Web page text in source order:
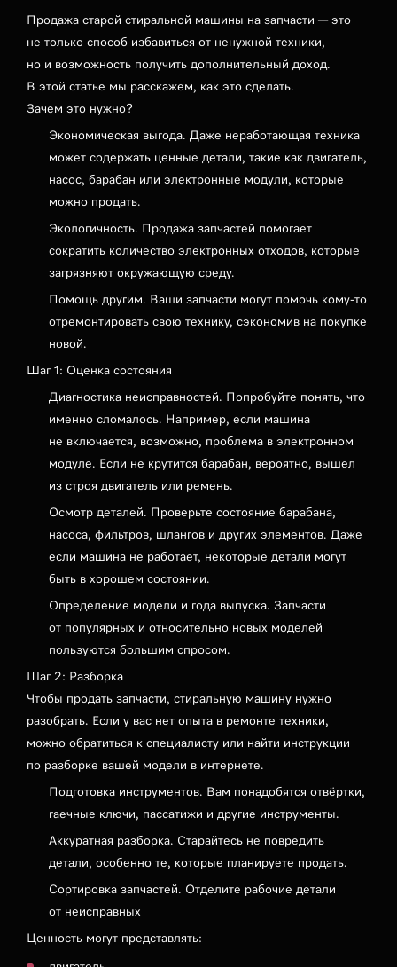
Продажа старой стиральной машины на запчасти — это
не только способ избавиться от ненужной техники,
но и возможность получить дополнительный доход.
В этой статье мы расскажем, как это сделать.
Зачем это нужно?
Экономическая выгода. Даже неработающая техника
может содержать ценные детали, такие как двигатель,
насос, барабан или электронные модули, которые
можно продать.
Экологичность. Продажа запчастей помогает
сократить количество электронных отходов, которые
загрязняют окружающую среду.
Помощь другим. Ваши запчасти могут помочь кому-то
отремонтировать свою технику, сэкономив на покупке
новой.
Шаг 1: Оценка состояния
Диагностика неисправностей. Попробуйте понять, что
именно сломалось. Например, если машина
не включается, возможно, проблема в электронном
модуле. Если не крутится барабан, вероятно, вышел
из строя двигатель или ремень.
Осмотр деталей. Проверьте состояние барабана,
насоса, фильтров, шлангов и других элементов. Даже
если машина не работает, некоторые детали могут
быть в хорошем состоянии.
Определение модели и года выпуска. Запчасти
от популярных и относительно новых моделей
пользуются большим спросом.
Шаг 2: Разборка
Чтобы продать запчасти, стиральную машину нужно
разобрать. Если у вас нет опыта в ремонте техники,
можно обратиться к специалисту или найти инструкции
по разборке вашей модели в интернете.
Подготовка инструментов. Вам понадобятся отвёртки,
гаечные ключи, пассатижи и другие инструменты.
Аккуратная разборка. Старайтесь не повредить
детали, особенно те, которые планируете продать.
Сортировка запчастей. Отделите рабочие детали
от неисправных
Ценность могут представлять: